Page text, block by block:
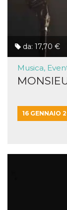
da: 17,70 €
Musica,
16 GENNAIO